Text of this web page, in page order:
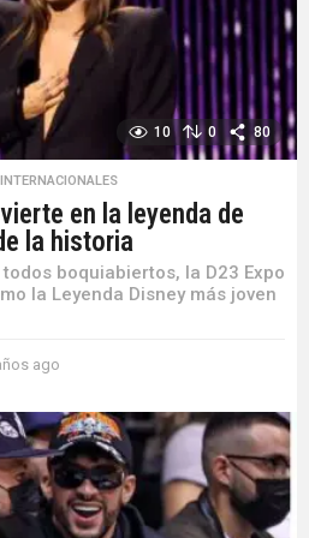
o
10 0 80
INTERNACIONALES
en la leyenda de
la historia
boquiabiertos, la D23 Expo
la Leyenda Disney más joven
ago
ñ
o
s
g
o